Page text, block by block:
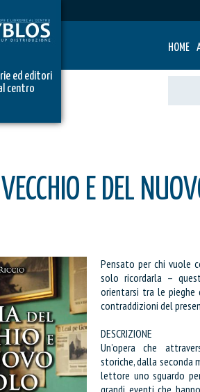
HOME
ed editori
centro
E DEL
Pensato per chi vuole
solo ricordarla –
orientarsi tra le pieghe
contraddizioni del
DESCRIZIONE
Un’opera che
storiche, dalla seconda
lettore uno sguardo
grandi eventi che